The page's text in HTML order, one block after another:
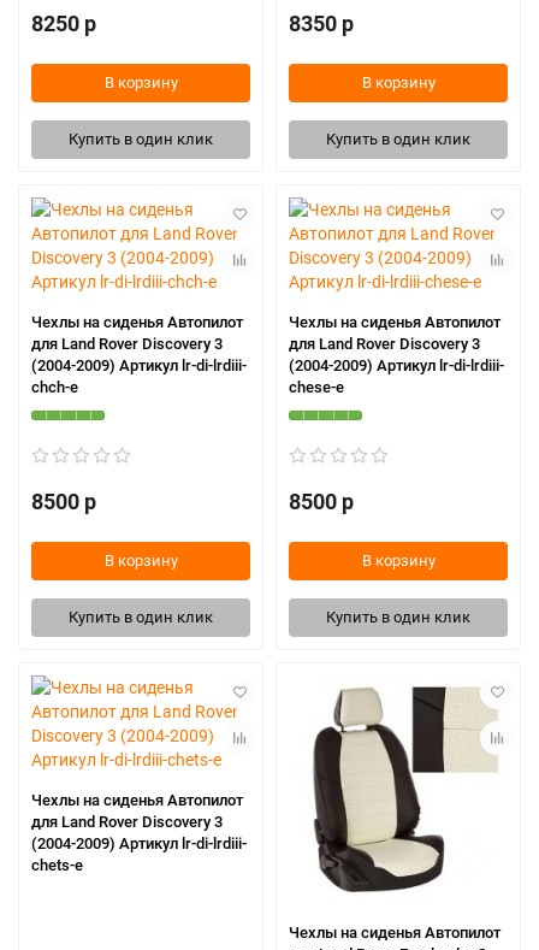
8250 р
В корзину
Купить в один клик
8350 р
В корзину
Купить в один клик
Чехлы на сиденья Автопилот
для Land Rover Discovery 3
(2004-2009) Артикул lr-di-lrdiii-
chch-e
8500 р
В корзину
Купить в один клик
Чехлы на сиденья Автопилот
для Land Rover Discovery 3
(2004-2009) Артикул lr-di-lrdiii-
chese-e
8500 р
В корзину
Купить в один клик
Чехлы на сиденья Автопилот
для Land Rover Discovery 3
(2004-2009) Артикул lr-di-lrdiii-
chets-e
Чехлы на сиденья Автопилот